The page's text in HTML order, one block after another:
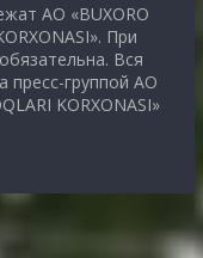
АО «BUXORO
При
Вся
пресс-группой АО
KORXONASI»